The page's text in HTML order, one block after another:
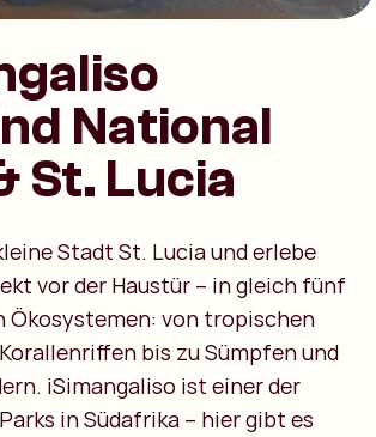
National
St. Lucia
Stadt St. Lucia und erlebe
vor der Haustür – in gleich fünf
Ökosystemen: von tropischen
bis zu Sümpfen und
iSimangaliso ist einer der
in Südafrika – hier gibt es